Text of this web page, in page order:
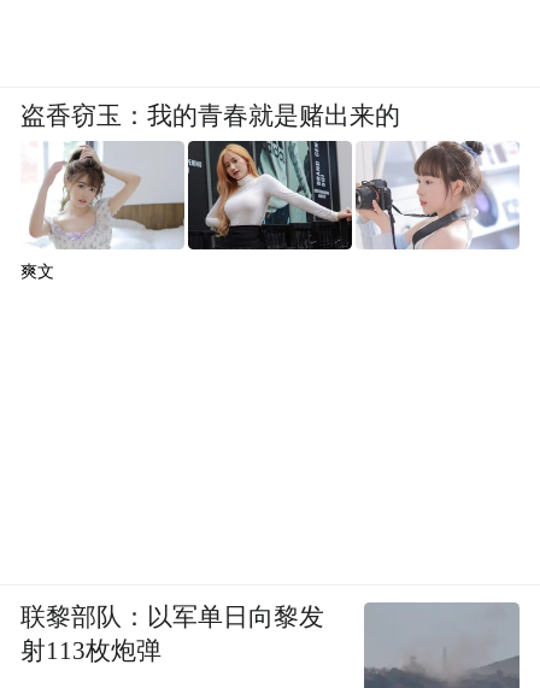
盗香窃玉：我的青春就是赌出来的
爽文
联黎部队：以军单日向黎发
射113枚炮弹